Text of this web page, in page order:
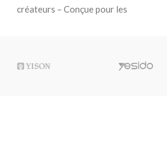
créateurs – Conçue pour les